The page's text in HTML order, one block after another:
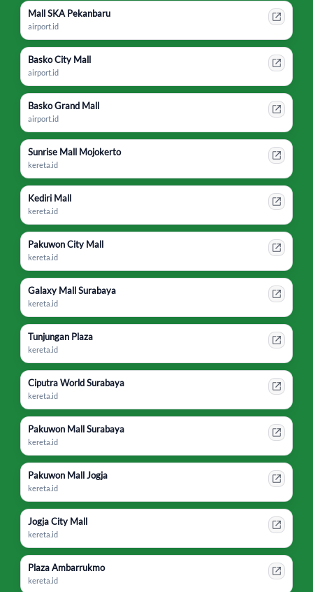
Mall SKA Pekanbaru
airport.id
Basko City Mall
airport.id
Basko Grand Mall
airport.id
Sunrise Mall Mojokerto
kereta.id
Kediri Mall
kereta.id
Pakuwon City Mall
kereta.id
Galaxy Mall Surabaya
kereta.id
Tunjungan Plaza
kereta.id
Ciputra World Surabaya
kereta.id
Pakuwon Mall Surabaya
kereta.id
Pakuwon Mall Jogja
kereta.id
Jogja City Mall
kereta.id
Plaza Ambarrukmo
kereta.id